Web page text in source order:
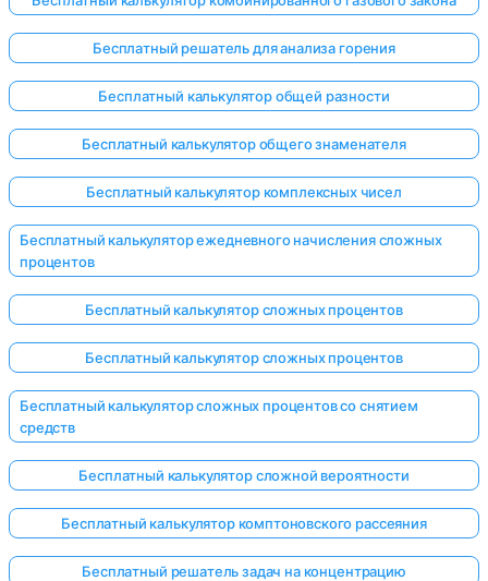
Бесплатный решатель для анализа горения
Бесплатный калькулятор общей разности
Бесплатный калькулятор общего знаменателя
Бесплатный калькулятор комплексных чисел
Бесплатный калькулятор ежедневного начисления сложных
процентов
Бесплатный калькулятор сложных процентов
Бесплатный калькулятор сложных процентов
Бесплатный калькулятор сложных процентов со снятием
средств
Бесплатный калькулятор сложной вероятности
Бесплатный калькулятор комптоновского рассеяния
Бесплатный решатель задач на концентрацию